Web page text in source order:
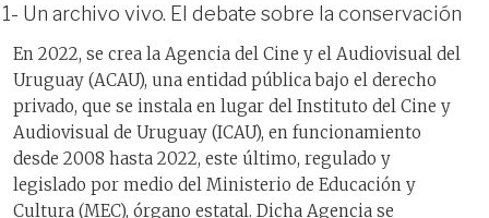
1- Un archivo vivo. El debate sobre la conservación
En 2022, se crea la Agencia del Cine y el Audiovisual del
Uruguay (ACAU), una entidad pública bajo el derecho
privado, que se instala en lugar del Instituto del Cine y
Audiovisual de Uruguay (ICAU), en funcionamiento
desde 2008 hasta 2022, este último, regulado y
legislado por medio del Ministerio de Educación y
Cultura (MEC), órgano estatal. Dicha Agencia se